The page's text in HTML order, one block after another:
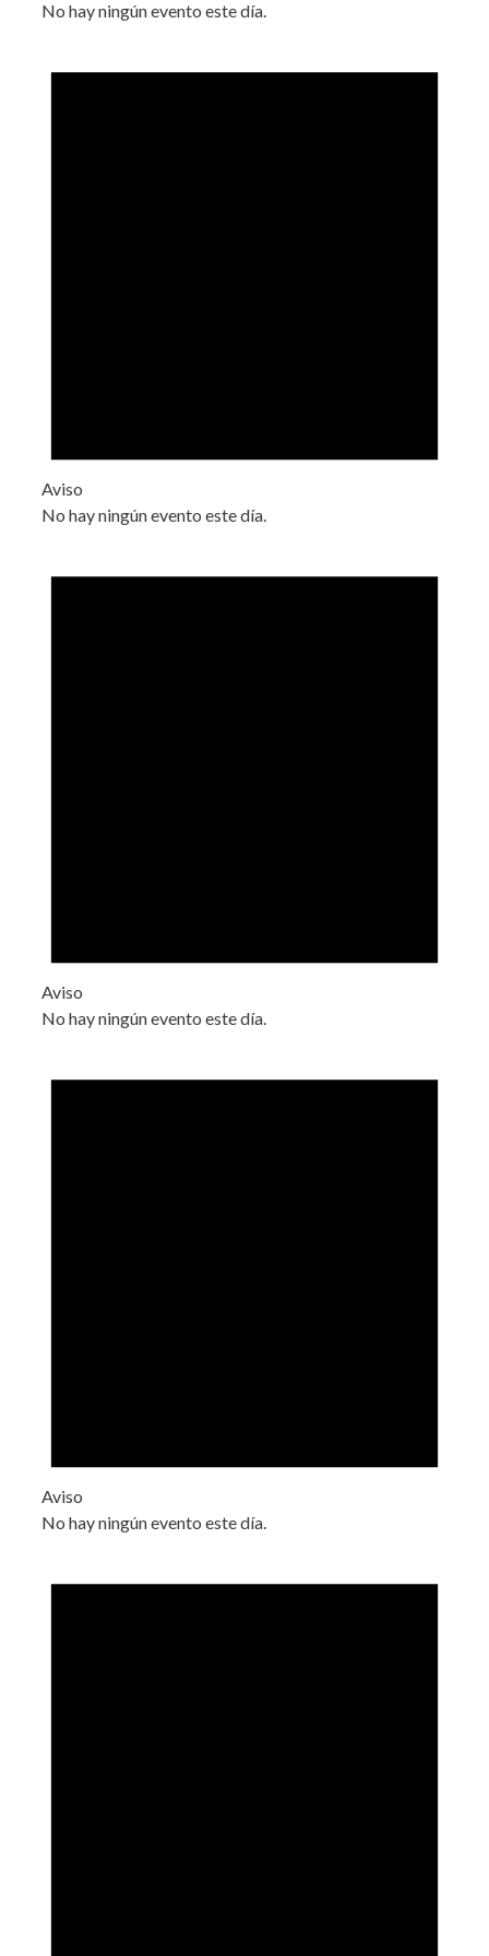
No hay ningún evento este día.
Aviso
No hay ningún evento este día.
Aviso
No hay ningún evento este día.
Aviso
No hay ningún evento este día.